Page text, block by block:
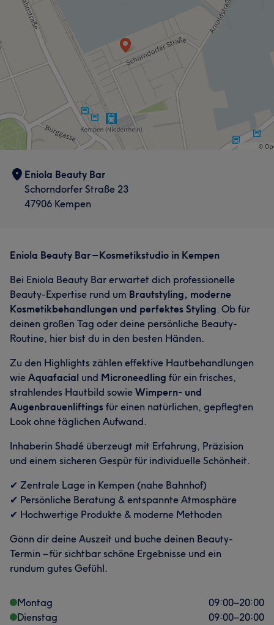
Eniola Beauty Bar
Schorndorfer Straße 23
47906 Kempen
Eniola Beauty Bar – Kosmetikstudio in Kempen
Bei Eniola Beauty Bar erwartet dich professionelle
Beauty-Expertise rund um Brautstyling, moderne
Kosmetikbehandlungen und perfektes Styling. Ob für
deinen großen Tag oder deine persönliche Beauty-
Routine, hier bist du in den besten Händen.
Zu den Highlights zählen effektive Hautbehandlungen
wie Aquafacial und Microneedling für ein frisches,
strahlendes Hautbild sowie Wimpern- und
Augenbrauenliftings für einen natürlichen, gepflegten
Look ohne täglichen Aufwand.
Inhaberin Shadé überzeugt mit Erfahrung, Präzision
und einem sicheren Gespür für individuelle Schönheit.
✔ Zentrale Lage in Kempen (nahe Bahnhof)
✔ Persönliche Beratung & entspannte Atmosphäre
✔ Hochwertige Produkte & moderne Methoden
Gönn dir deine Auszeit und buche deinen Beauty-
Termin – für sichtbar schöne Ergebnisse und ein
rundum gutes Gefühl.
Montag 09:00–20:00
Dienstag
09:00–20:00